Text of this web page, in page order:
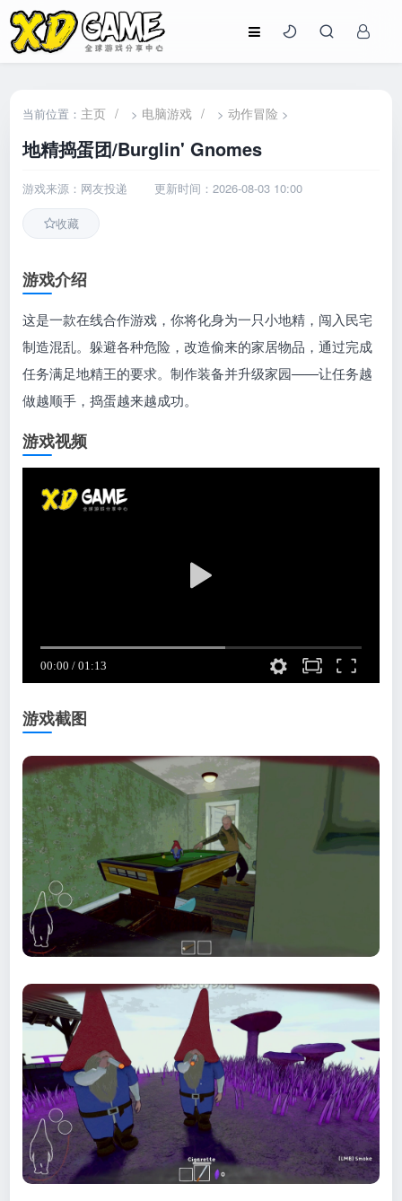
当前位置： 主页 / > 电脑游戏 / >动作冒险 >
地精捣蛋团/Burglin' Gnomes
游戏来源：网友投递 更新时间：2026-08-03 10:00
收藏
游戏介绍
这是一款在线合作游戏，你将化身为一只小地精，闯入民宅
制造混乱。躲避各种危险，改造偷来的家居物品，通过完成
任务满足地精王的要求。制作装备并升级家园——让任务越
做越顺手，捣蛋越来越成功。
游戏视频
游戏截图